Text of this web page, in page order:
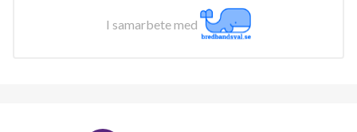
I samarbete med